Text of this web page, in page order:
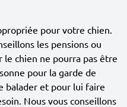
pour votre chien.
les pensions ou
chien ne pourra pas être
pour la garde de
balader et pour lui faire
Nous vous conseillons